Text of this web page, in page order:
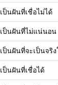
เป็นฝันที่เชื่อไม่ได้
เป็นฝันที่ไม่แน่นอน
เป็นฝันที่จะเป็นจริ
เป็นฝันที่เชื่อได้